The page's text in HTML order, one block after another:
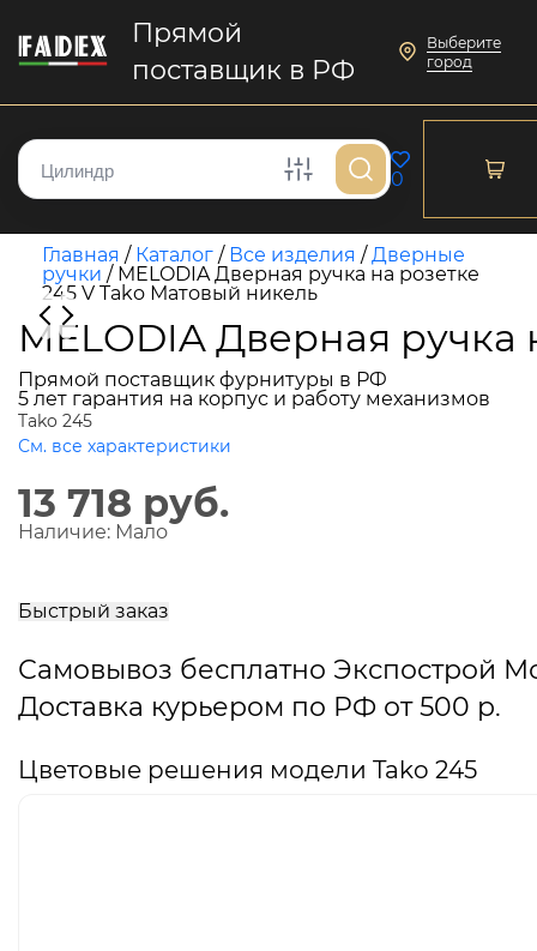
Прямой
поставщик в РФ
Выберите
город
0
Главная / Каталог / Все изделия /Дверные
ручки / MELODIA Дверная ручка на розетке
245 V Tako Матовый никель
MELODIA Дверная ручка
Прямой поставщик фурнитуры в РФ
5 лет гарантия на корпус и работу механизмов
Tako 245
См. все характеристики
13 718 руб.
Наличие: Мало
Быстрый заказ
Самовывоз бесплатно Экспострой
Доставка курьером по РФ от 500 р.
Цветовые решения модели Tako 245